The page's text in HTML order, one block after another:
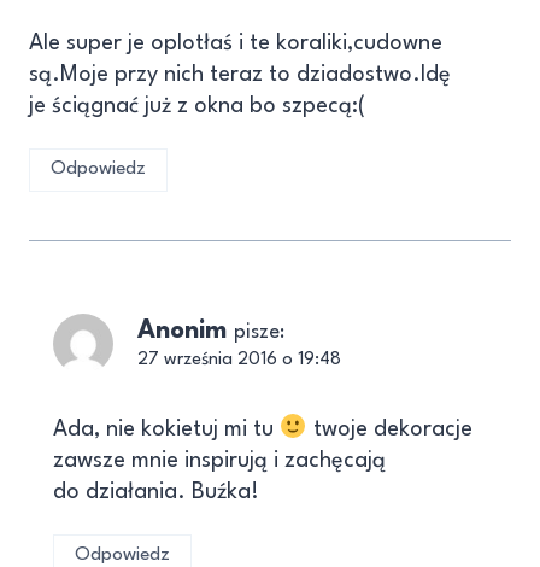
Ale super je oplotłaś i te koraliki,cudowne
są.Moje przy nich teraz to dziadostwo.Idę
je ściągnać już z okna bo szpecą:(
Odpowiedz
Anonim pisze:
27 września 2016 o 19:48
Ada, nie kokietuj mi tu
twoje dekoracje
zawsze mnie inspirują i zachęcają
do działania. Buźka!
Odpowiedz